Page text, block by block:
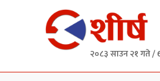
२०८३ साउन २१ गते